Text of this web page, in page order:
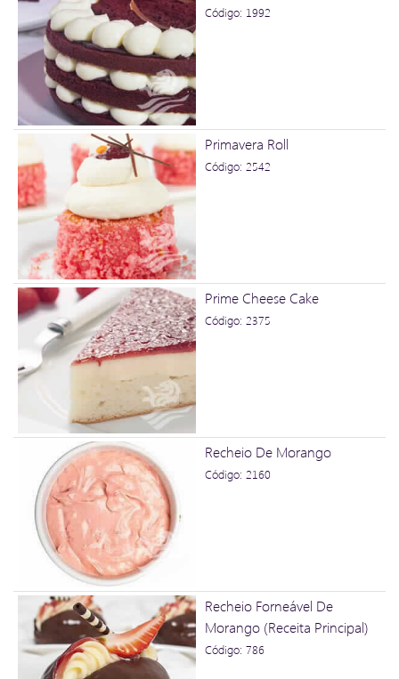
Código: 1992
Primavera Roll
Código: 2542
Prime Cheese Cake
Código: 2375
Recheio De Morango
Código: 2160
Recheio Forneável De
Morango (Receita Principal)
Código: 786